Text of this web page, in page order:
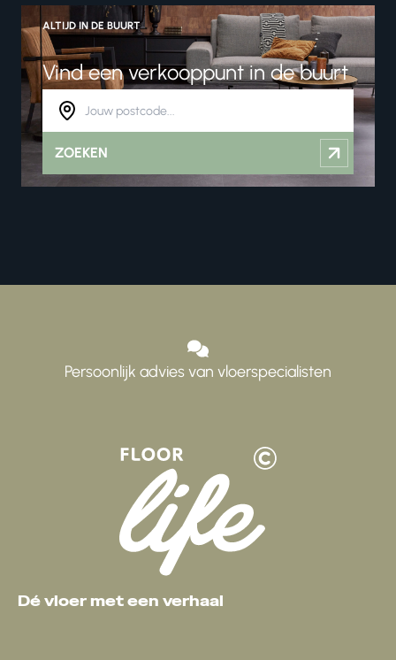
ALTIJD IN DE BUURT
Vind een verkooppunt in de buurt
ZOEKEN
Persoonlijk advies van vloerspecialisten
Dé vloer met een verhaal